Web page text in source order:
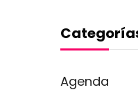
Agenda